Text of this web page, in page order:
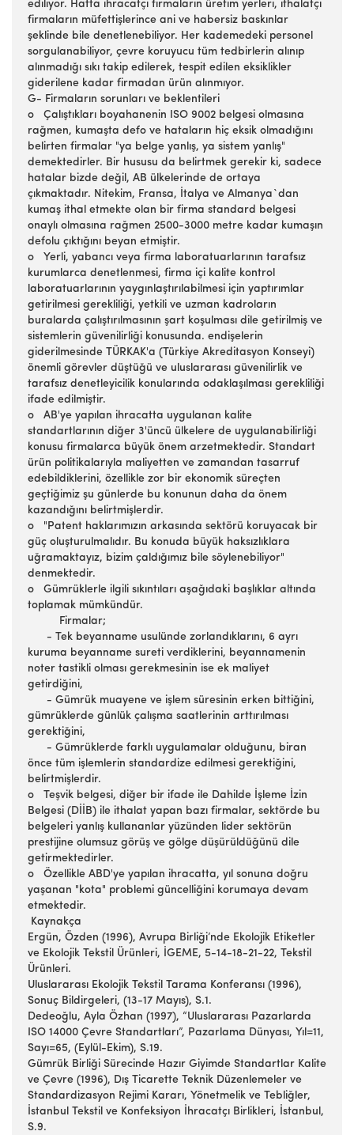
ediliyor. Hatta ihracatçı firmaların üretim yerleri, ithalatçı
firmaların müfettişlerince ani ve habersiz baskınlar
şeklinde bile denetlenebiliyor. Her kademedeki personel
sorgulanabiliyor, çevre koruyucu tüm tedbirlerin alınıp
alınmadığı sıkı takip edilerek, tespit edilen eksiklikler
giderilene kadar firmadan ürün alınmıyor.
G- Firmaların sorunları ve beklentileri
o Çalıştıkları boyahanenin ISO 9002 belgesi olmasına
rağmen, kumaşta defo ve hataların hiç eksik olmadığını
belirten firmalar "ya belge yanlış, ya sistem yanlış"
demektedirler. Bir hususu da belirtmek gerekir ki, sadece
hatalar bizde değil, AB ülkelerinde de ortaya
çıkmaktadır. Nitekim, Fransa, İtalya ve Almanya`dan
kumaş ithal etmekte olan bir firma standard belgesi
onaylı olmasına rağmen 2500-3000 metre kadar kumaşın
defolu çıktığını beyan etmiştir.
o Yerli, yabancı veya firma laboratuarlarının tarafsız
kurumlarca denetlenmesi, firma içi kalite kontrol
laboratuarlarının yaygınlaştırılabilmesi için yaptırımlar
getirilmesi gerekliliği, yetkili ve uzman kadroların
buralarda çalıştırılmasının şart koşulması dile getirilmiş ve
sistemlerin güvenilirliği konusunda. endişelerin
giderilmesinde TÜRKAK'a (Türkiye Akreditasyon Konseyi)
önemli görevler düştüğü ve uluslararası güvenilirlik ve
tarafsız denetleyicilik konularında odaklaşılması gerekliliği
ifade edilmiştir.
o AB'ye yapılan ihracatta uygulanan kalite
standartlarının diğer 3'üncü ülkelere de uygulanabilirliği
konusu firmalarca büyük önem arzetmektedir. Standart
ürün politikalarıyla maliyetten ve zamandan tasarruf
edebildiklerini, özellikle zor bir ekonomik süreçten
geçtiğimiz şu günlerde bu konunun daha da önem
kazandığını belirtmişlerdir.
o "Patent haklarımızın arkasında sektörü koruyacak bir
güç oluşturulmalıdır. Bu konuda büyük haksızlıklara
uğramaktayız, bizim çaldığımız bile söylenebiliyor"
denmektedir.
o Gümrüklerle ilgili sıkıntıları aşağıdaki başlıklar altında
toplamak mümkündür.
Firmalar;
- Tek beyanname usulünde zorlandıklarını, 6 ayrı
kuruma beyanname sureti verdiklerini, beyannamenin
noter tastikli olması gerekmesinin ise ek maliyet
getirdiğini,
- Gümrük muayene ve işlem süresinin erken bittiğini,
gümrüklerde günlük çalışma saatlerinin arttırılması
gerektiğini,
- Gümrüklerde farklı uygulamalar olduğunu, biran
önce tüm işlemlerin standardize edilmesi gerektiğini,
belirtmişlerdir.
o Teşvik belgesi, diğer bir ifade ile Dahilde İşleme İzin
Belgesi (DİİB) ile ithalat yapan bazı firmalar, sektörde bu
belgeleri yanlış kullananlar yüzünden lider sektörün
prestijine olumsuz görüş ve gölge düşürüldüğünü dile
getirmektedirler.
o Özellikle ABD'ye yapılan ihracatta, yıl sonuna doğru
yaşanan "kota" problemi güncelliğini korumaya devam
etmektedir.
Kaynakça
Ergün, Özden (1996), Avrupa Birliği’nde Ekolojik Etiketler
ve Ekolojik Tekstil Ürünleri, İGEME, 5-14-18-21-22, Tekstil
Ürünleri.
Uluslararası Ekolojik Tekstil Tarama Konferansı (1996),
Sonuç Bildirgeleri, (13-17 Mayıs), S.1.
Dedeoğlu, Ayla Özhan (1997), “Uluslararası Pazarlarda
ISO 14000 Çevre Standartları”, Pazarlama Dünyası, Yıl=11,
Sayı=65, (Eylül-Ekim), S.19.
Gümrük Birliği Sürecinde Hazır Giyimde Standartlar Kalite
ve Çevre (1996), Dış Ticarette Teknik Düzenlemeler ve
Standardizasyon Rejimi Kararı, Yönetmelik ve Tebliğler,
İstanbul Tekstil ve Konfeksiyon İhracatçı Birlikleri, İstanbul,
S.9.